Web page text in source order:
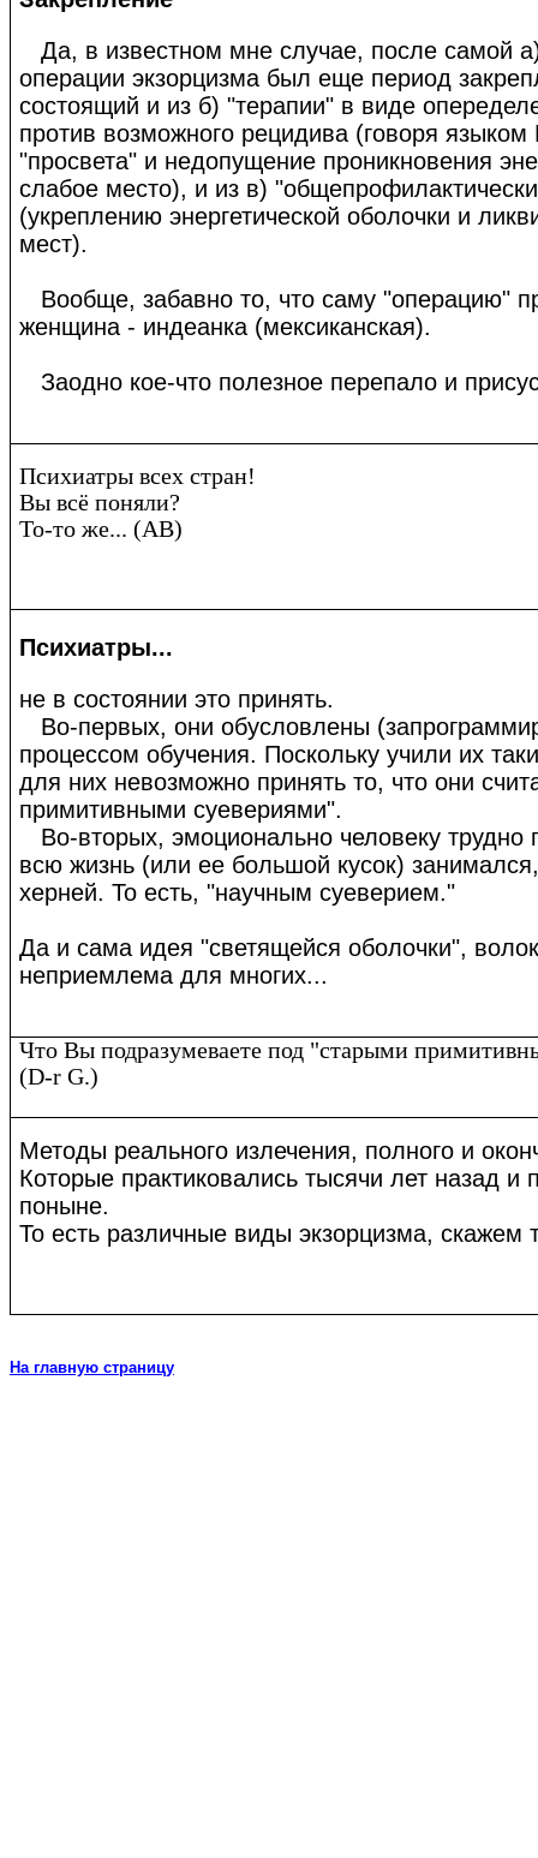
Да, в известном мне случае, после самой а)
операции экзорцизма был еще период
состоящий и из б) "терапии" в виде
против возможного рецидива (говоря языком
"просвета" и недопущение проникновения
слабое место), и из в)
(укреплению энергетической оболочки и
мест).
Вообще, забавно то, что саму "операцию"
женщина - индеанка (мексиканская).
Заодно кое-что полезное перепало и
Психиатры всех стран!
Вы всё поняли?
То-то же... (AB)
Психиатры...
не в состоянии это принять.
Во-первых, они обусловлены
процессом обучения. Поскольку учили их
для них невозможно принять то, что они
примитивными суевериями".
Во-вторых, эмоционально человеку трудно
всю жизнь (или ее большой кусок)
херней. То есть, "научным суеверием."
Да и сама идея "светящейся оболочки",
неприемлема для многих...
Что Вы подразумеваете под "старыми
(D-r G.)
Методы реального излечения, полного и
Которые практиковались тысячи лет назад и
поныне.
То есть различные виды экзорцизма, скажем
На главную страницу